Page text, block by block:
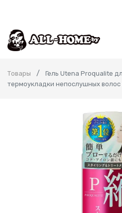
Товары
Гель Utena Proqualite
термоукладки непослушных волос